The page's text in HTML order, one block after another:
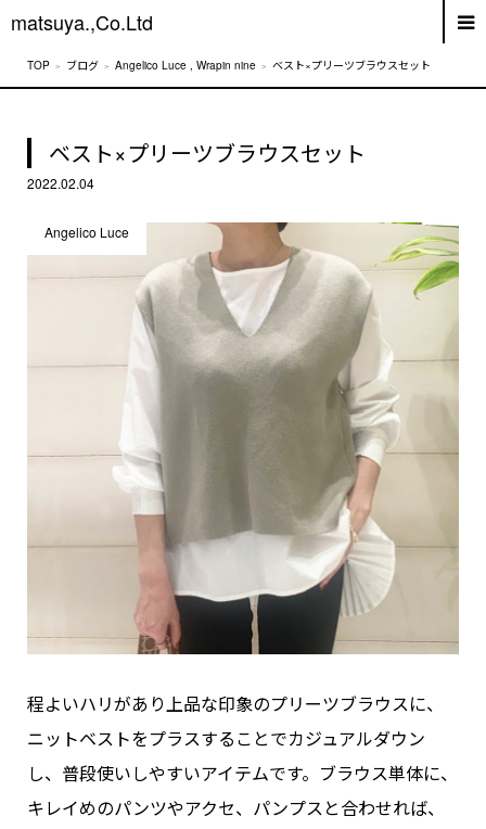
matsuya.,Co.Ltd
ブログ Angelico Luce , Wrapin nine ベスト×プリーツブラウスセット
ベスト×プリーツブラウスセット
2022.02.04
Angelico Luce
程よいハリがあり上品な印象のプリーツブラウスに、
ニットベストをプラスすることでカジュアルダウン
し、普段使いしやすいアイテムです。ブラウス単体に、
キレイめのパンツやアクセ、パンプスと合わせれば、